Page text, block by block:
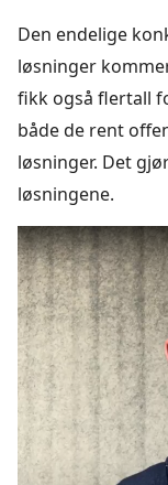
Den endelige
løsninger
fikk også flertall
både de rent
løsninger. Det
løsningene.